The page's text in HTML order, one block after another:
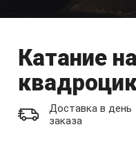
Катание на
Доставка в день
заказа